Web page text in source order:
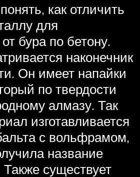
как отличить
для
бура по бетону.
наконечник
Он имеет напайки
по твердости
алмазу. Так
изготавливается
с вольфрамом,
название
существует